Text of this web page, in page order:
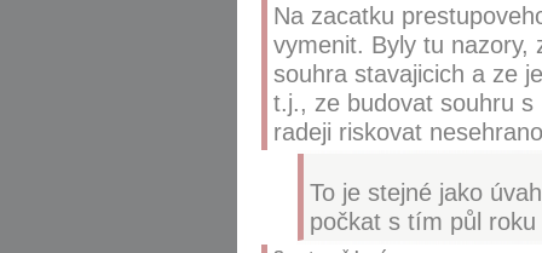
Na zacatku
vymenit. Byly tu nazory,
souhra stavajicich a ze
t.j., ze budovat souhru
radeji riskovat
To je stejné jako
počkat s tím půl